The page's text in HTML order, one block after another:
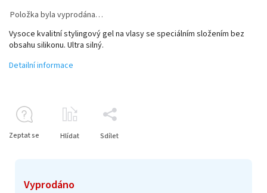
Vyprodáno
Položka byla vyprodána…
Vysoce kvalitní stylingový gel na vlasy se speciálním složením bez
obsahu silikonu. Ultra silný.
Detailní informace
Zeptat se Hlídat Sdílet